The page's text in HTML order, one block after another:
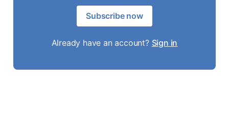
Subscribe now
Already have an account? Sign in